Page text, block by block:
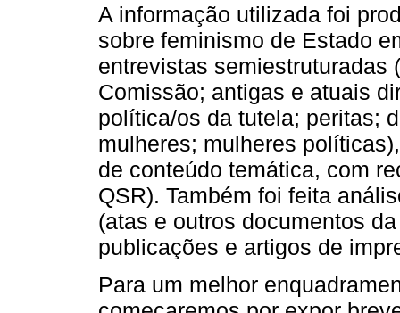
A informação utilizada foi
sobre feminismo de Estado
entrevistas semiestruturadas
Comissão; antigas e atuais
política/os da tutela; peritas;
mulheres; mulheres
de conteúdo temática, com
QSR). Também foi feita
(atas e outros documentos
publicações e artigos de
Para um melhor